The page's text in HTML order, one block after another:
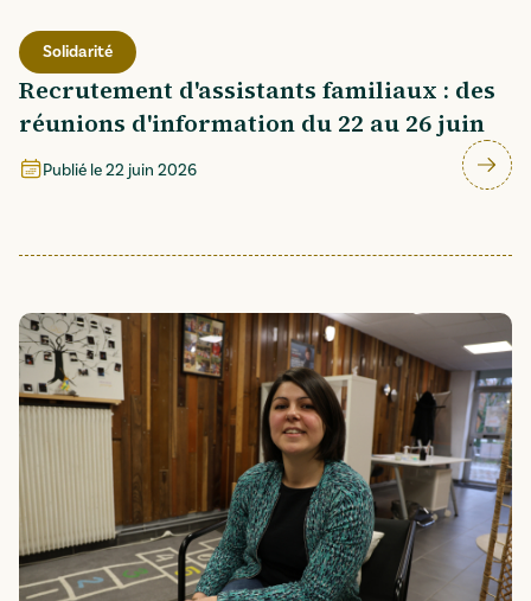
Solidarité
Recrutement d'assistants familiaux : des
réunions d'information du 22 au 26 juin
Publié le22 juin 2026